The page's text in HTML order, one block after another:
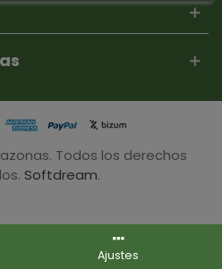
Todos los derechos
Softdream.
Ajustes